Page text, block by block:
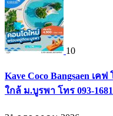
10
Kave Coco Bangsaen เ
ใกล้ ม.บูรพา โทร 093-